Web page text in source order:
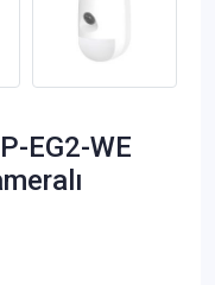
EG2-WE